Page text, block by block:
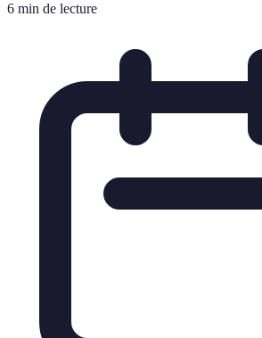
6 min de lecture